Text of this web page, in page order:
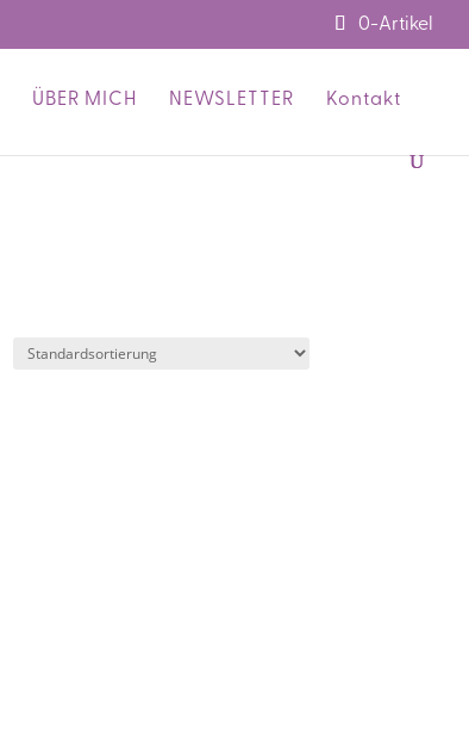
0-Artikel
ÜBER MICH NEWSLETTER Kontakt